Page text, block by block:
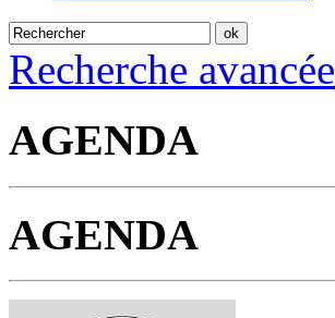
Recherche avancée
AGENDA
AGENDA